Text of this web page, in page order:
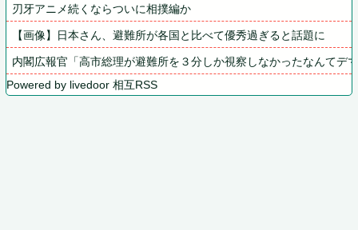
刃牙アニメ続くならついに相撲編か
【画像】日本さん、避難所が各国と比べて優秀過ぎると話題に
内閣広報官「高市総理が避難所を３分しか視察しなかったなんて
Powered by livedoor 相互RSS